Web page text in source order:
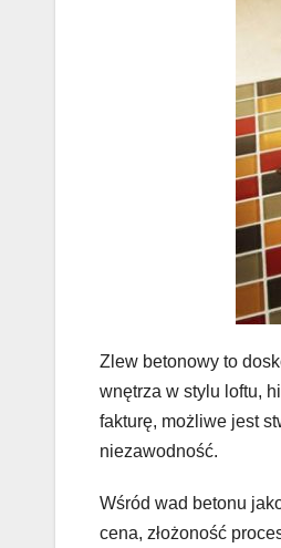
Zlew betonowy to
wnętrza w stylu loftu,
fakturę, możliwe jest
niezawodność.
Wśród wad betonu
cena, złożoność